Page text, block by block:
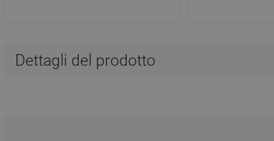
Dettagli del prodotto